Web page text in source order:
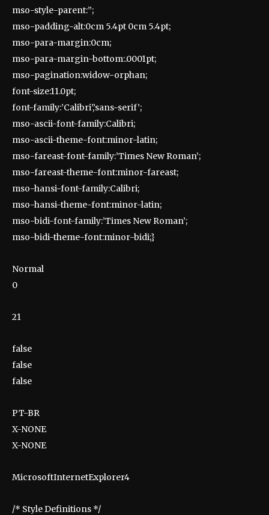
mso-style-parent:”;
mso-padding-alt:0cm 5.4pt 0cm 5.4pt;
mso-para-margin:0cm;
mso-para-margin-bottom:.0001pt;
mso-pagination:widow-orphan;
font-size:11.0pt;
font-family:’Calibri’,’sans-serif’;
mso-ascii-font-family:Calibri;
mso-ascii-theme-font:minor-latin;
mso-fareast-font-family:’Times New Roman’;
mso-fareast-theme-font:minor-fareast;
mso-hansi-font-family:Calibri;
mso-hansi-theme-font:minor-latin;
mso-bidi-font-family:’Times New Roman’;
mso-bidi-theme-font:minor-bidi;}
Normal
0
21
false
false
false
PT-BR
X-NONE
X-NONE
MicrosoftInternetExplorer4
/* Style Definitions */